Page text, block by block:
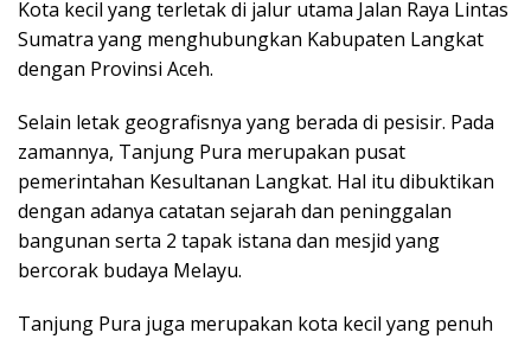
Kota kecil yang terletak di jalur utama Jalan Raya Lintas
Sumatra yang menghubungkan Kabupaten Langkat
dengan Provinsi Aceh.
Selain letak geografisnya yang berada di pesisir. Pada
zamannya, Tanjung Pura merupakan pusat
pemerintahan Kesultanan Langkat. Hal itu dibuktikan
dengan adanya catatan sejarah dan peninggalan
bangunan serta 2 tapak istana dan mesjid yang
bercorak budaya Melayu.
Tanjung Pura juga merupakan kota kecil yang penuh